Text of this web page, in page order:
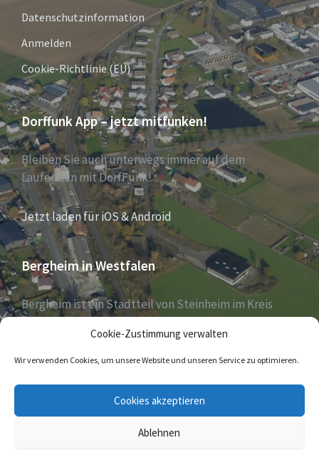
Cookie-Zustimmung verwalten
Wir verwenden Cookies, um unsere Website und unseren Service zu optimieren.
Cookies akzeptieren
Ablehnen
Datenschutzinformation
Anmelden
Cookie-Richtlinie (EU)
Dorffunk App – jetzt mitfunken!
Bleiben Sie auch unterwegs immer auf dem
Laufenden mit DorfFunk!
Jetzt laden für iOS & Android
Bergheim in Westfalen
Bergheim ist ein Stadtteil von Steinheim im Kreis
Höxter, Nordrhein-Westfalen, und zählt aktuell 1030
Einwohner – Stand 31. Dezember 2018.